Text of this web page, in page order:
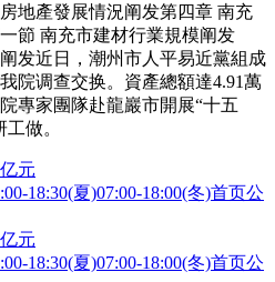
地產發展情況阐发第四章 南充
節 南充市建材行業規模阐发
发近日，潮州市人平易近黨組成
院调查交换。資產總額達4.91萬
專家團隊赴龍巖市開展“十五
做。
元
18:30(夏)07:00-18:00(冬)首页公
元
18:30(夏)07:00-18:00(冬)首页公